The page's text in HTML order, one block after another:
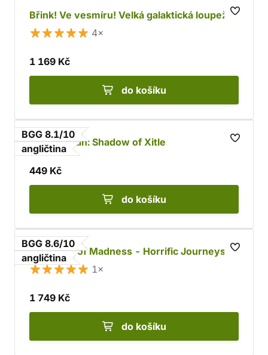
Břink! Ve vesmíru! Velká galaktická loupež
4×
1 169 Kč
do košíku
BGG 8.1/10
angličtina
Teotihuacan: Shadow of Xitle
449 Kč
do košíku
BGG 8.6/10
angličtina
Mansions of Madness - Horrific Journeys
1×
1 749 Kč
do košíku